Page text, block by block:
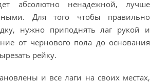
абсолютно ненадежной, лучше
Для того чтобы правильно
нужно приподнять лаг рукой и
от чернового пола до основания
рейку.
и все лаги на своих местах,